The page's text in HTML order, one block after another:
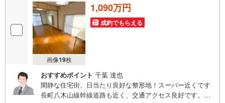
画像19枚
1,090万円
成約でもらえる
おすすめポイント 千葉 達也
閑静な住宅街、日当たり良好な整形地！スーパー近くです
長町八木山線幹線道路も近く、交通アクセス良好です。～